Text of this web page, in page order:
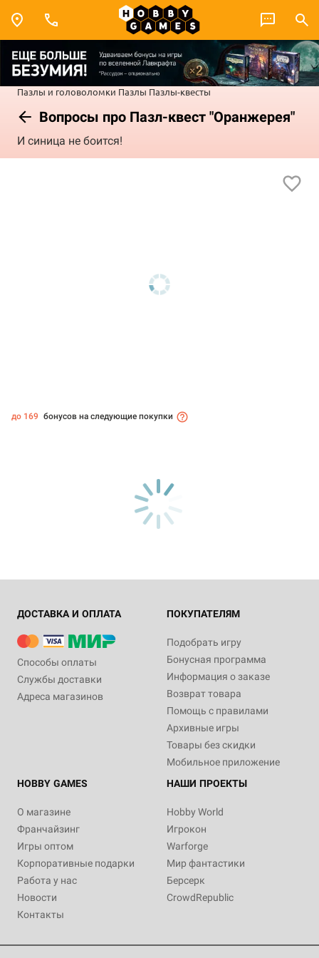
Пазлы и головоломки Пазлы Пазлы-квесты
Вопросы про Пазл-квест "Оранжерея"
И синица не боится!
до 169 бонусов на следующие покупки
ДОСТАВКА И ОПЛАТА
Способы оплаты
Службы доставки
Адреса магазинов
ПОКУПАТЕЛЯМ
Подобрать игру
Бонусная программа
Информация о заказе
Возврат товара
Помощь с правилами
Архивные игры
Товары без скидки
Мобильное приложение
HOBBY GAMES
О магазине
Франчайзинг
Игры оптом
Корпоративные подарки
Работа у нас
Новости
Контакты
НАШИ ПРОЕКТЫ
Hobby World
Игрокон
Warforge
Мир фантастики
Берсерк
CrowdRepublic